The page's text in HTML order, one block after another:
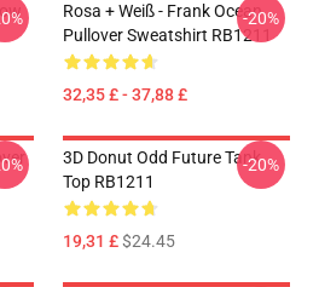
Rosa + Weiß - Frank Ocean
Pullover Sweatshirt RB1211
32,35 £ - 37,88 £
-20%
3D Donut Odd Future Tank
Top RB1211
19,31 £$24.45
-20%